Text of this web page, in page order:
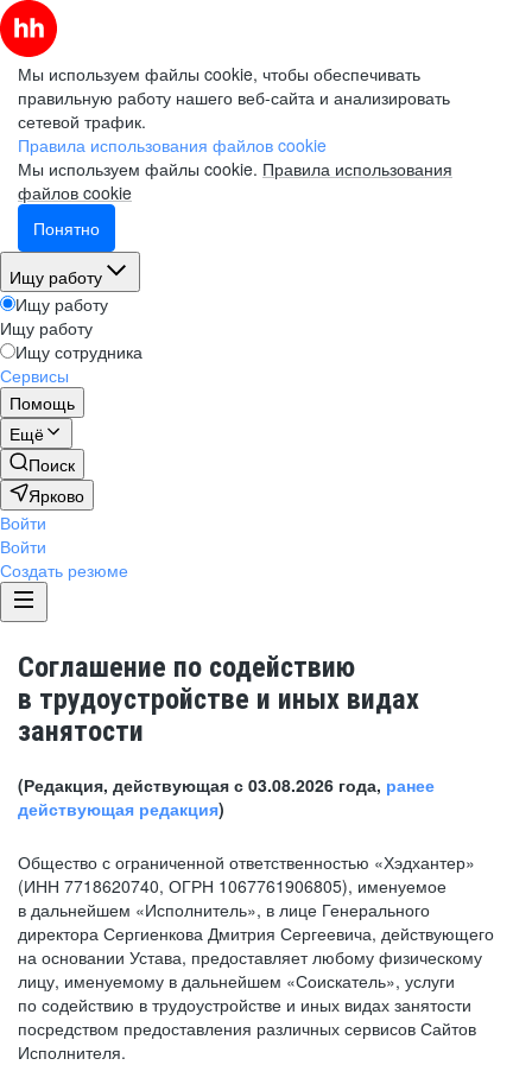
Мы используем файлы cookie, чтобы обеспечивать
правильную работу нашего веб-сайта и анализировать
сетевой трафик.
Правила использования файлов cookie
Мы используем файлы cookie. Правила использования
файлов cookie
Понятно
Ищу работу
Ищу работу
Ищу работу
Ищу сотрудника
Сервисы
Помощь
Ещё
Поиск
Ярково
Войти
Войти
Создать резюме
Соглашение по содействию
в трудоустройстве и иных видах
занятости
(Редакция, действующая с 03.08.2026 года, ранее
действующая редакция)
Общество с ограниченной ответственностью «Хэдхантер»
(ИНН 7718620740, ОГРН 1067761906805), именуемое
в дальнейшем «Исполнитель», в лице Генерального
директора Сергиенкова Дмитрия Сергеевича, действующего
на основании Устава, предоставляет любому физическому
лицу, именуемому в дальнейшем «Соискатель», услуги
по содействию в трудоустройстве и иных видах занятости
посредством предоставления различных сервисов Сайтов
Исполнителя.